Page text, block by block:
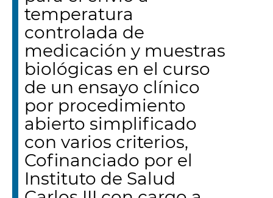
temperatura
controlada de
medicación y muestras
biológicas en el curso
de un ensayo clínico
por procedimiento
abierto simplificado
con varios criterios,
Cofinanciado por el
Instituto de Salud